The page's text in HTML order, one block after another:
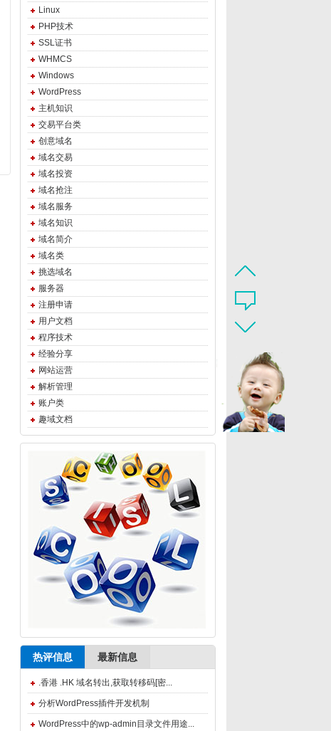
Linux
PHP技术
SSL证书
WHMCS
Windows
WordPress
主机知识
交易平台类
创意域名
域名交易
域名投资
域名抢注
域名服务
域名知识
域名简介
域名类
挑选域名
服务器
注册申请
用户文档
程序技术
经验分享
网站运营
解析管理
账户类
趣域文档
热评信息 最新信息
.香港 .HK 域名转出,获取转移码[密...
分析WordPress插件开发机制
WordPress中的wp-admin目录文件用途...